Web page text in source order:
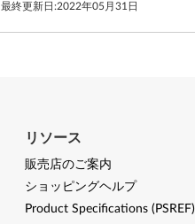
最終更新日:2022年05月31日
リソース
販売店のご案内
ショッピングヘルプ
Product Specifications (PSREF)